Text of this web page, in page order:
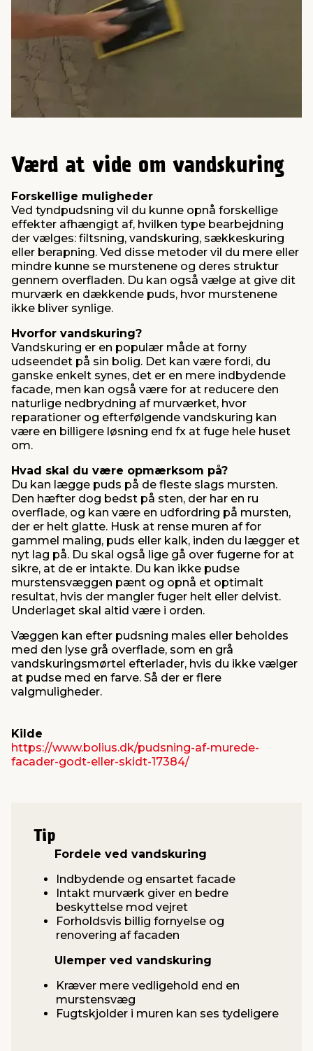
Værd at vide om vandskuring
Forskellige muligheder
Ved tyndpudsning vil du kunne opnå forskellige
effekter afhængigt af, hvilken type bearbejdning
der vælges: filtsning, vandskuring, sækkeskuring
eller berapning. Ved disse metoder vil du mere eller
mindre kunne se murstenene og deres struktur
gennem overfladen. Du kan også vælge at give dit
murværk en dækkende puds, hvor murstenene
ikke bliver synlige.
Hvorfor vandskuring?
Vandskuring er en populær måde at forny
udseendet på sin bolig. Det kan være fordi, du
ganske enkelt synes, det er en mere indbydende
facade, men kan også være for at reducere den
naturlige nedbrydning af murværket, hvor
reparationer og efterfølgende vandskuring kan
være en billigere løsning end fx at fuge hele huset
om.
Hvad skal du være opmærksom på?
Du kan lægge puds på de fleste slags mursten.
Den hæfter dog bedst på sten, der har en ru
overflade, og kan være en udfordring på mursten,
der er helt glatte. Husk at rense muren af for
gammel maling, puds eller kalk, inden du lægger et
nyt lag på. Du skal også lige gå over fugerne for at
sikre, at de er intakte. Du kan ikke pudse
murstensvæggen pænt og opnå et optimalt
resultat, hvis der mangler fuger helt eller delvist.
Underlaget skal altid være i orden.
Væggen kan efter pudsning males eller beholdes
med den lyse grå overflade, som en grå
vandskuringsmørtel efterlader, hvis du ikke vælger
at pudse med en farve. Så der er flere
valgmuligheder.
Kilde
https://www.bolius.dk/pudsning-af-murede-
facader-godt-eller-skidt-17384/
Tip
Fordele ved vandskuring
Indbydende og ensartet facade
Intakt murværk giver en bedre
beskyttelse mod vejret
Forholdsvis billig fornyelse og
renovering af facaden
Ulemper ved vandskuring
Kræver mere vedligehold end en
murstensvæg
Fugtskjolder i muren kan ses tydeligere